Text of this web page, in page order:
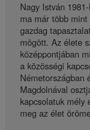
Nagy István
ma már több
gazdag
mögött. Az élete
középpontjában
a közösségi
Németországban
Magdolnával
kapcsolatuk mély
meg az élet